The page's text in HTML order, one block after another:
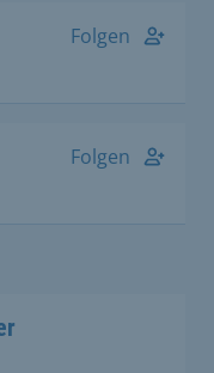
Folgen
Folgen